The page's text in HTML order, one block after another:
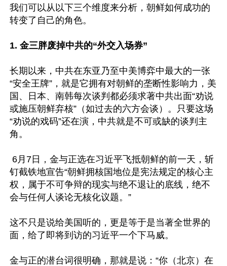
我们可以从以下三个维度来分析，朝鲜如何成功的
转变了自己的角色。
1. 金三胖废掉中共的“外交入场券”
长期以来，中共在东亚乃至中美博弈中最大的一张
“安全王牌”，就是它拥有对朝鲜的垄断性影响力，美
国、日本、南韩每次谈判都必须求著中共出面“劝说
或施压朝鲜弃核”（如过去的六方会谈）。只要这场
“劝说的戏码”还在演，中共就是不可或缺的谈判主
角。
钉截铁地宣告“朝鲜拥核国地位是宪法规定的核心主
权，属于不可争辩的现实与绝不退让的底线，绝不
会与任何人谈论无核化议题。”
这不只是说给美国听的，更是等于是当著全世界的
面，给了即将到访的习近平一个下马威。
金与正的潜台词很明确，那就是说：“你（北京）在